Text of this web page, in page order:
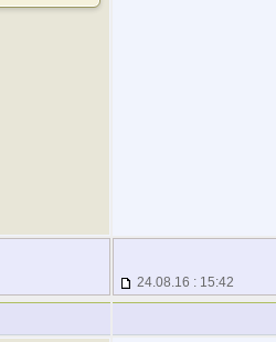
24.08.16 : 15:42